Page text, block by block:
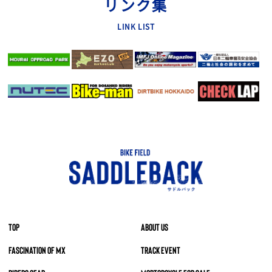
リンク集
LINK LIST
TOP
ABOUT US
FASCINATION OF MX
TRACK EVENT